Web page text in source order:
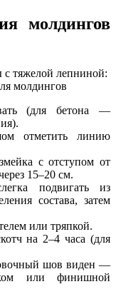
молдингов
с тяжелой лепниной:
(для бетона —
отметить линию
с отступом от
15–20 см.
подвигать из
состава, затем
или тряпкой.
на 2–4 часа (для
шов виден —
или финишной